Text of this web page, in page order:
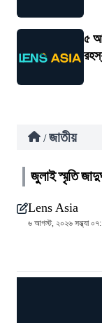
৫
/ জাতীয়
জুলাই স্মৃতি
Lens Asia
৬ আগস্ট, ২০২৬ সন্ধ্যা